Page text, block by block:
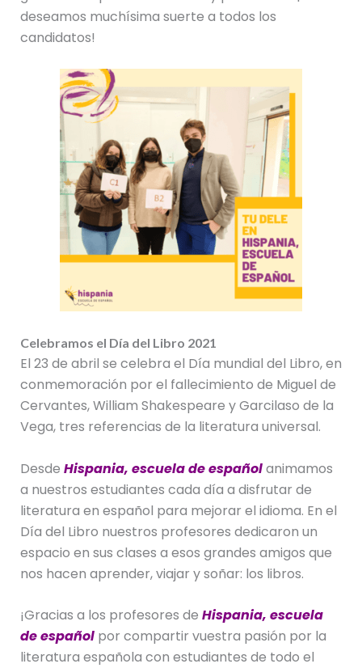
deseamos muchísima suerte a todos los
candidatos!
Celebramos el Día del Libro 2021
El 23 de abril se celebra el Día mundial del Libro, en
conmemoración por el fallecimiento de Miguel de
Cervantes, William Shakespeare y Garcilaso de la
Vega, tres referencias de la literatura universal.
Desde Hispania, escuela de españolanimamos
a nuestros estudiantes cada día a disfrutar de
literatura en español para mejorar el idioma. En el
Día del Libro nuestros profesores dedicaron un
espacio en sus clases a esos grandes amigos que
nos hacen aprender, viajar y soñar: los libros.
¡Gracias a los profesores de Hispania, escuela
de españolpor compartir vuestra pasión por la
literatura española con estudiantes de todo el